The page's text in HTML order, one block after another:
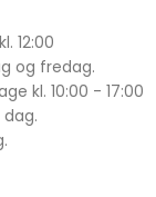
12:00
og fredag.
kl. 10:00 - 17:00